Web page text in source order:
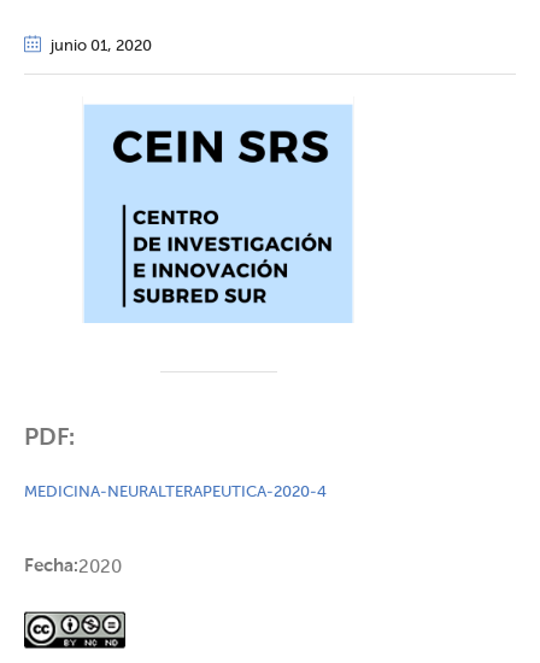
junio 01, 2020
PDF:
MEDICINA-NEURALTERAPEUTICA-2020-4
Fecha:2020